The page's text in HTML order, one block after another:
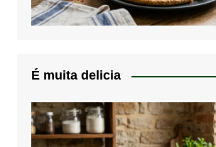
É muita delicia